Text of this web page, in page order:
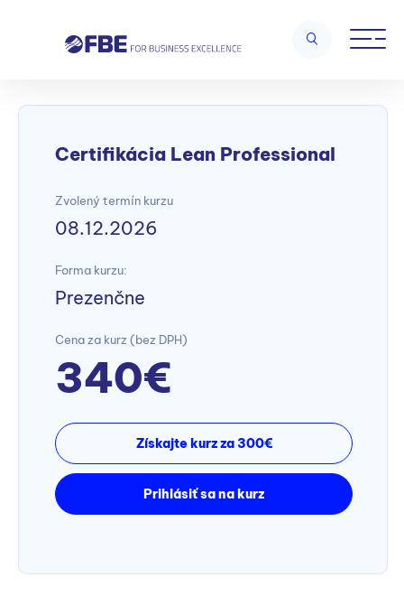
Lean management a Six Sigma/Certifikácia Lean
Certifikácia Lean Professional
Zvolený termín kurzu
08.12.2026
Forma kurzu:
Prezenčne
Cena za kurz (bez DPH)
340€
Získajte kurz za 300€
Prihlásiť sa na kurz